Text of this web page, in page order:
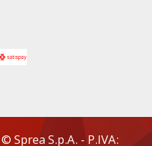
S.p.A. - P.IVA: